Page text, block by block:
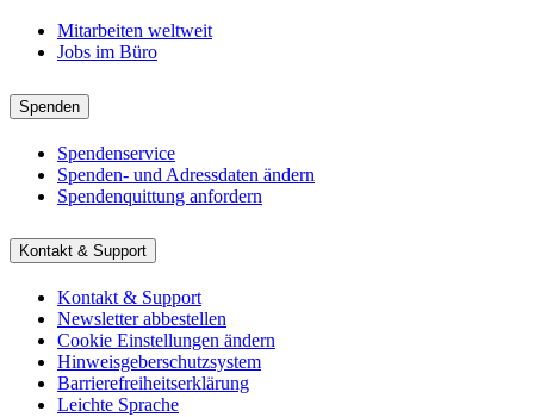
Mitarbeiten weltweit
Jobs im Büro
Spenden
Spendenservice
Spenden- und Adressdaten ändern
Spendenquittung anfordern
Kontakt & Support
Kontakt & Support
Newsletter abbestellen
Cookie Einstellungen ändern
Hinweisgeberschutzsystem
Barrierefreiheitserklärung
Leichte Sprache